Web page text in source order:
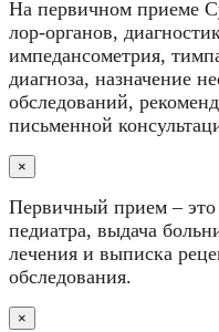
На первичном приеме
лор-органов,
импедансометрия,
диагноза, назначение
обследований,
письменной
×
Первичный прием – это
педиатра, выдача
лечения и выписка
обследования.
×